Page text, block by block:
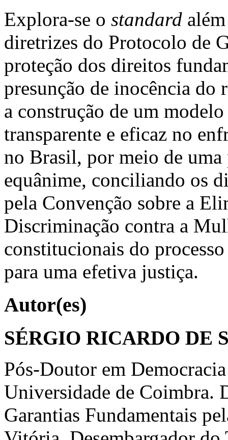
Explora-se o standard
diretrizes do Protocolo de
proteção dos direitos
presunção de inocência do
a construção de um
transparente e eficaz no
no Brasil, por meio de uma
equânime, conciliando os
pela Convenção sobre a
Discriminação contra a
constitucionais do
para uma efetiva justiça.
Autor(es)
SÉRGIO RICARDO DE
Pós-Doutor em
Universidade de Coimbra.
Garantias Fundamentais